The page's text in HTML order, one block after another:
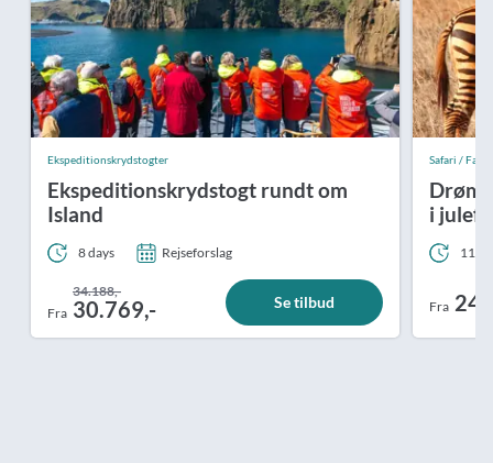
Ekspeditionskrydstogter
Ekspeditionskrydstogt rundt om
Island
8 days Rejseforslag
Fra
34.188,-
30.769,- Se tilbud
Safari / Fast
i
11
Fra